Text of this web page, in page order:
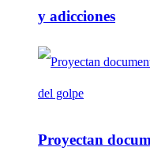
y adicciones
Proyectan